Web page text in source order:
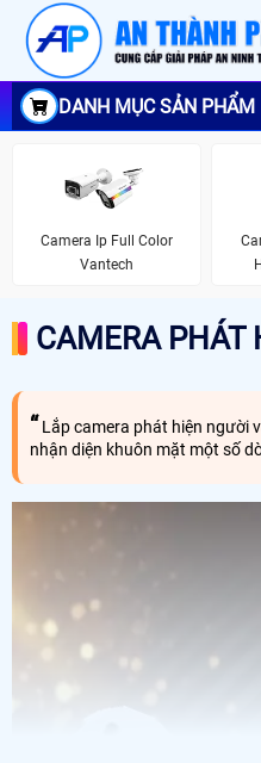
DANH MỤC SẢN PHẨM
Camera Ip Full Color
Vantech
CAMERA PHÁT
Lắp camera phát hiện người
nhận diện khuôn mặt một số